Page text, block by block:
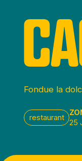
Fondue la
restaurant
25